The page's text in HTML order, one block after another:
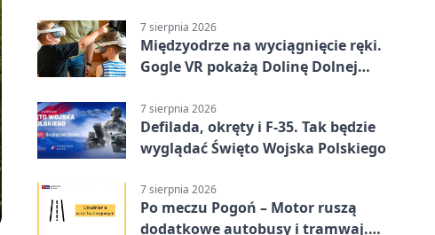
7 sierpnia 2026
Międzyodrze na wyciągnięcie ręki.
Gogle VR pokażą Dolinę Dolnej
7 sierpnia 2026
Defilada, okręty i F-35. Tak będzie
wyglądać Święto Wojska Polskiego
7 sierpnia 2026
Po meczu Pogoń – Motor ruszą
dodatkowe autobusy i tramwaj.